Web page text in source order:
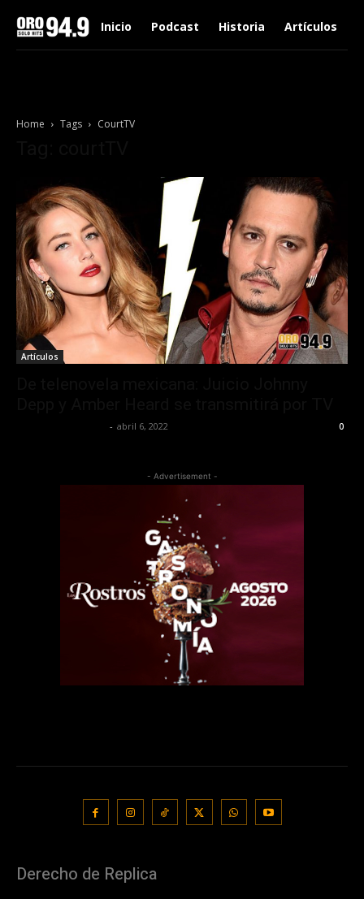
Inicio Podcast Historia Artículos
Home Tags CourtTV
Artículos
- abril 6, 2022 0
- Advertisement -
Derecho de Replica